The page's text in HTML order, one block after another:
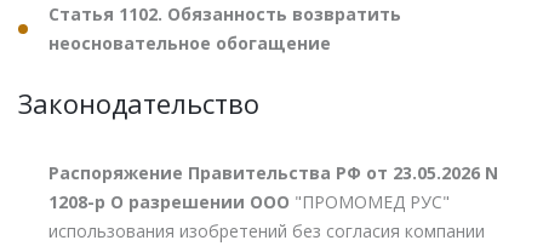
Статья 1102. Обязанность возвратить
неосновательное обогащение
Законодательство
Распоряжение Правительства РФ от 23.05.2026 N
1208-р О разрешении ООО "ПРОМОМЕД РУС"
использования изобретений без согласия компании